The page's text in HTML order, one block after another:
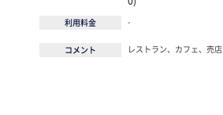
利用料金 -
コメント レストラン、カフェ、売店